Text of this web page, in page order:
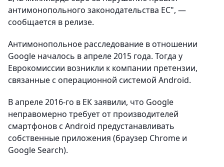
антимонопольного законодательства ЕС", —
сообщается в релизе.
Антимонопольное расследование в отношении
Google началось в апреле 2015 года. Тогда у
Еврокомиссии возникли к компании претензии,
связанные с операционной системой Android.
В апреле 2016-го в ЕК заявили, что Google
неправомерно требует от производителей
смартфонов с Android предустанавливать
собственные приложения (браузер Chrome и
GoogleSearch).